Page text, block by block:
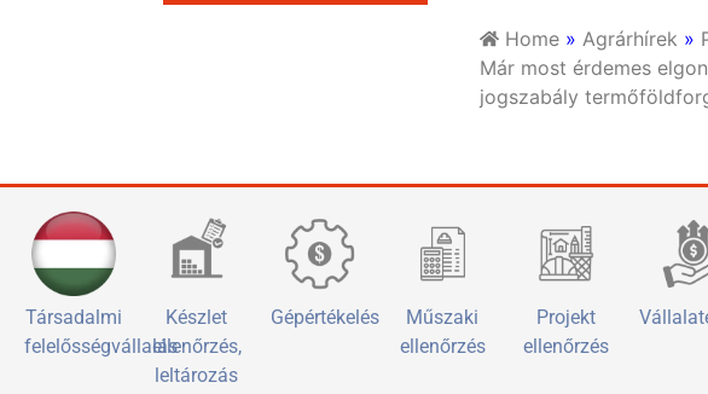
Home » Agrárhírek »
Már most érdemes
jogszabály
Társadalmi
felelősségvállalás
Készlet
ellenőrzés,
leltározás
Gépértékelés
Műszaki
ellenőrzés
Projekt
ellenőrzés